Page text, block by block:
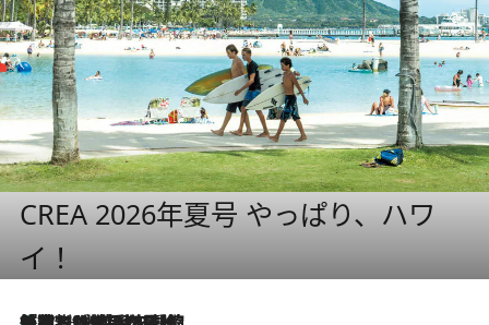
CREA 2026年夏号 やっぱり、ハワ
イ！